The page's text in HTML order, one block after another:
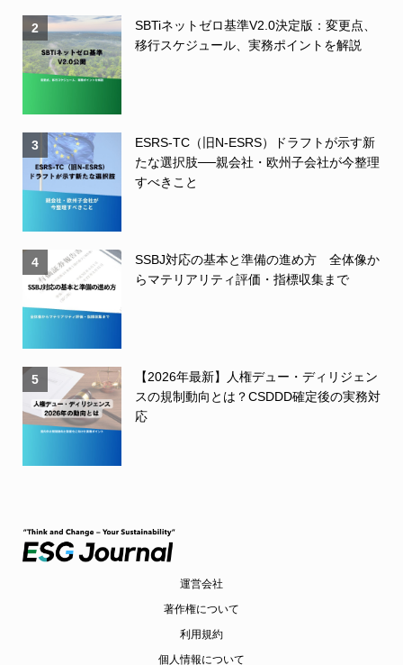
2
SBTiネットゼロ基準V2.0決定版：変更点、
移行スケジュール、実務ポイントを解説
3
ESRS-TC（旧N-ESRS）ドラフトが示す新
たな選択肢──親会社・欧州子会社が今整理
すべきこと
4
SSBJ対応の基本と準備の進め方 全体像か
らマテリアリティ評価・指標収集まで
5
【2026年最新】人権デュー・ディリジェン
スの規制動向とは？CSDDD確定後の実務対
応
運営会社
著作権について
利用規約
個人情報について